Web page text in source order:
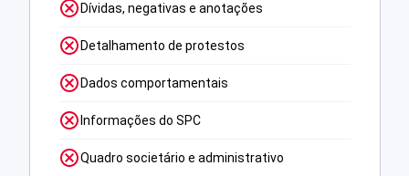
Dívidas, negativas e anotações
Detalhamento de protestos
Dados comportamentais
Informações do SPC
Quadro societário e administrativo